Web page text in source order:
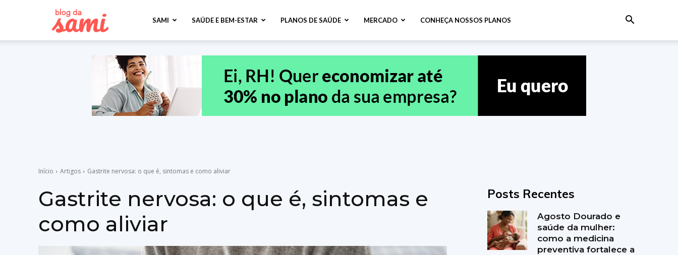
Saúde
SAMI SAÚDE E BEM-ESTAR PLANOS DE SAÚDE MERCADO CONHEÇA NOSSOS PLANOS
Início Artigos Gastrite nervosa: o que é, sintomas e como aliviar
Gastrite nervosa: o que é, sintomas e
como aliviar
Posts Recentes
Agosto Dourado e
saúde da mulher:
como a medicina
preventiva fortalece a